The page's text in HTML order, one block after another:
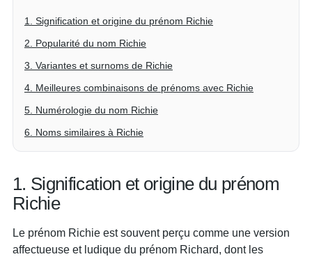
1. Signification et origine du prénom Richie
2. Popularité du nom Richie
3. Variantes et surnoms de Richie
4. Meilleures combinaisons de prénoms avec Richie
5. Numérologie du nom Richie
6. Noms similaires à Richie
1. Signification et origine du prénom
Richie
Le prénom Richie est souvent perçu comme une version
affectueuse et ludique du prénom Richard, dont les